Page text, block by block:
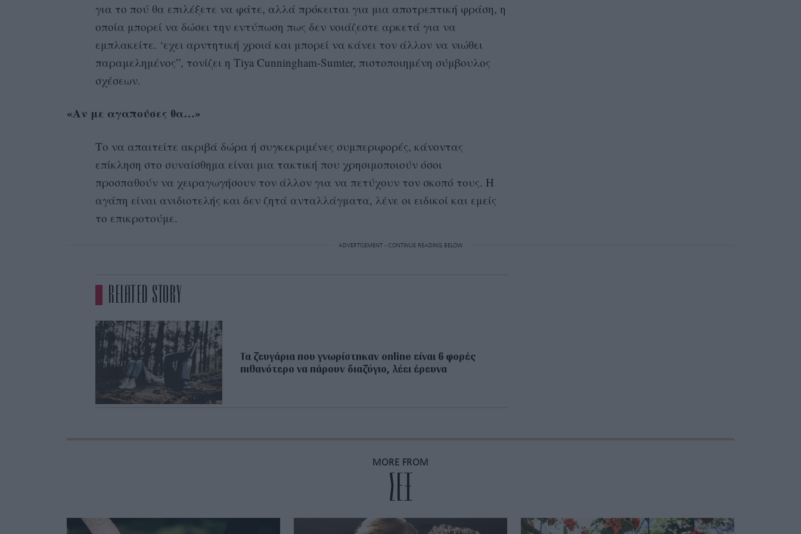
για το πού θα επιλέξετε να φάτε, αλλά πρόκειται για μια αποτρεπτική φράση, η
οποία μπορεί να δώσει την εντύπωση πως δεν νοιάζεστε αρκετά για να
εμπλακείτε. ‘εχει αρντητική χροιά και μπορεί να κάνει τον άλλον να νιώθει
παραμελημένος”, τονίζει η Tiya Cunningham-Sumter, πιστοποιημένη σύμβουλος
σχέσεων.
«Αν με αγαπούσες θα…»
Το να απαιτείτε ακριβά δώρα ή συγκεκριμένες συμπεριφορές, κάνοντας
επίκληση στο συναίσθημα είναι μια τακτική που χρησιμοποιούν όσοι
προσπαθούν να χειραγωγήσουν τον άλλον για να πετύχουν τον σκοπό τους. Η
αγάπη είναι ανιδιοτελής και δεν ζητά ανταλλάγματα, λένε οι ειδικοί και εμείς
το επικροτούμε.
ADVERTISEMENT - CONTINUE READING BELOW
RELATED STORY
Τα ζευγάρια που γνωρίστηκαν online είναι 6 φορές
πιθανότερο να πάρουν διαζύγιο, λέει έρευνα
MORE FROM
ΣΕΞ